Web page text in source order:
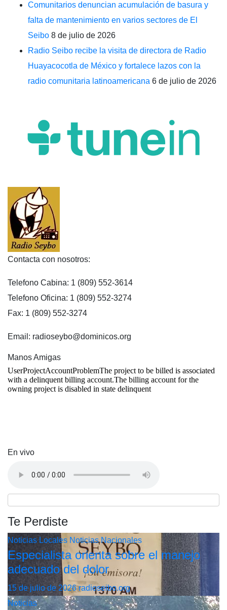
Comunitarios denuncian acumulación de basura y
falta de mantenimiento en varios sectores de El
Seibo 8 de julio de 2026
Radio Seibo recibe la visita de directora de Radio
Huayacocotla de México y fortalece lazos con la
radio comunitaria latinoamericana 6 de julio de 2026
Contacta con nosotros:
Telefono Cabina: 1 (809) 552-3614
Telefono Oficina: 1 (809) 552-3274
Fax: 1 (809) 552-3274
Email: radioseybo@dominicos.org
Manos Amigas
En vivo
Te Perdiste
Noticias Locales Noticias Nacionales
Especialista orienta sobre el manejo
adecuado del dolor
15 de julio de 2026radioseibo.org
Noticias